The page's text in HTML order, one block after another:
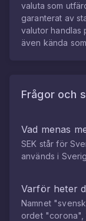
valuta som
garanterat av
valutor handlas
även kända
Frågor och
Vad menas
SEK står för
används i
Varför heter
Namnet
ordet "corona",